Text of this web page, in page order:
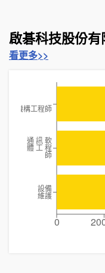
啟碁科技股份
看更多>>
0
資深機構工程師
通 訊 軟
體 工 程
師
設備
維護